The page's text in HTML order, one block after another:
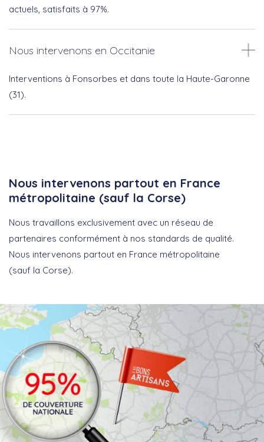
actuels, satisfaits à 97%.
Nous intervenons en Occitanie
Interventions à Fonsorbes et dans toute la Haute-Garonne
(31).
Nous intervenons partout en France
métropolitaine (sauf la Corse)
Nous travaillons exclusivement avec un réseau de
partenaires conformément à nos standards de qualité.
Nous intervenons partout en France métropolitaine
(sauf la Corse).